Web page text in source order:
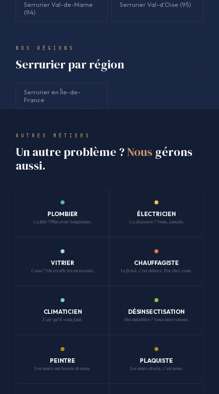
Serrurier Val-de-Marne
(94)
Serrurier Val-d'Oise (95)
NOS RÉGIONS
Serrurier par région
Serrurier en Île-de-
France
AUTRES MÉTIERS
Un autre problème ?Nous gérons
aussi.
PLOMBIER
Ça fuit ? Plus pour longtemps.
ÉLECTRICIEN
Ça disjoncte ? Nous, jamais.
VITRIER
Cassé ? On recolle les morceaux.
CHAUFFAGISTE
Le froid, c'est dehors. Pas chez vous.
CLIMATICIEN
L'air qu'il vous faut.
DÉSINSECTISATION
Des nuisibles ? Nous intervenons.
PEINTRE
Vos murs ont besoin de nous.
PLAQUISTE
Les murs droits, c'est nous.